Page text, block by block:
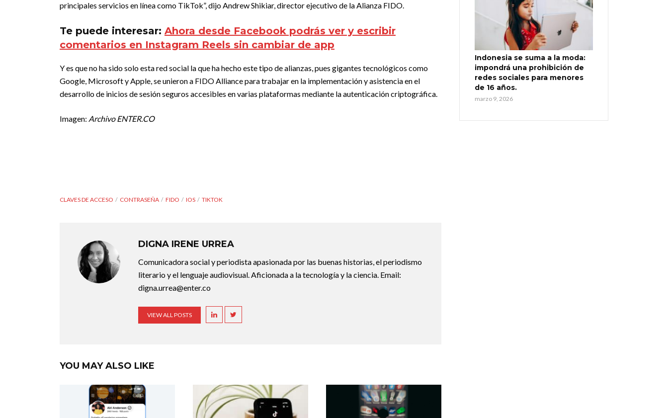
principales servicios en línea como TikTok”, dijo Andrew Shikiar, director ejecutivo de la Alianza FIDO.
Te puede interesar: Ahora desde Facebook podrás ver y escribir
comentarios en Instagram Reels sin cambiar de app
Y es que no ha sido solo esta red social la que ha hecho este tipo de alianzas, pues gigantes tecnológicos como
Google, Microsoft y Apple, se unieron a FIDO Alliance para trabajar en la implementación y asistencia en el
desarrollo de inicios de sesión seguros accesibles en varias plataformas mediante la autenticación criptográfica.
Imagen: Archivo ENTER.CO
CLAVES DE ACCESO CONTRASEÑA FIDO IOS TIKTOK
DIGNA IRENE URREA
Comunicadora social y periodista apasionada por las buenas historias, el periodismo
literario y el lenguaje audiovisual. Aficionada a la tecnología y la ciencia. Email:
digna.urrea@enter.co
VIEW ALL POSTS
YOU MAY ALSO LIKE
Indonesia se suma a la moda:
impondrá una prohibición de
redes sociales para menores
de 16 años.
marzo 9, 2026